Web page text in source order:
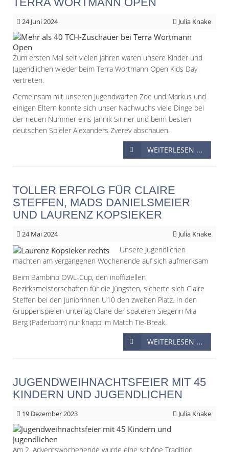
24 Juni 2024 Julia Knake
Zum ersten Mal seit vielen Jahren waren unsere Kinder und
Jugendlichen wieder beim Terra Wortmann Open Kids Day
vertreten.
Gemeinsam mit unseren Jugendwarten Zoe und Markus und
einigen Eltern konnte sich unser Nachwuchs viele Dinge bei
der neuen Nummer eins Jannik Sinner und beim besten
deutschen Spieler Alexanders Zverev abschauen.
WEITERLESEN ...
TOLLER ERFOLG FÜR CLAIRE
STEFFEN, MADS DANIELSMEIER
UND LAURENZ KOPSIEKER
24 Mai 2024 Julia Knake
Unsere Jugendlichen
machten am vergangenen Wochenende auf sich aufmerksam
Beim Bambino OWL-Cup, den inoffiziellen
Bezirksmeisterschaften für die Jüngsten, sicherte sich Claire
Steffen bei den Juniorinnen U10 den zweiten Platz. In den
Gruppenspielen unterlag Claire der späteren Siegerin Mia
Berg (Paderborn) nur knapp im Match Tie-Break.
WEITERLESEN ...
JUGENDWEIHNACHTSFEIER MIT 45
KINDERN UND JUGENDLICHEN
19 Dezember 2023 Julia Knake
Am 2. Adventswochenende wurde eine schöne Tradition